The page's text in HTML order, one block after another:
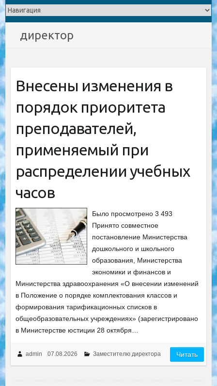
директор
Внесены изменения в
порядок приоритета
преподавателей,
применяемый при
распределении учебных
часов
Было просмотрено 3 493
Принято совместное
постановление Министерства
дошкольного и школьного
образования, Министерства
экономики и финансов и
Министерства здравоохранения «О внесении изменений
в Положение о порядке комплектования классов и
формирования тарификационных списков в
общеобразовательных учреждениях» (зарегистрировано
в Министерстве юстиции 28 октября…
admin 07.08.2026 Заместителю директора Читать